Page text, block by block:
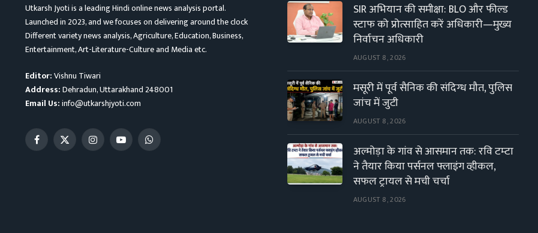
Utkarsh Jyoti is a leading Hindi online news analysis portal.
Launched in 2023, and we focuses on delivering around the clock
Different variety news analysis, Agriculture, Education, Business,
Entertainment, Art-Literature-Culture and Media etc.
Editor:Vishnu Tiwari
Address:Dehradun, Uttarakhand 248001
Email Us:info@utkarshjyoti.com
Facebook
X
InstagramYouTubeWhatsApp
SIR अभियान की समीक्षा: BLO और फील्ड
स्टाफ को प्रोत्साहित करें अधिकारी—मुख्य
निर्वाचन अधिकारी
AUGUST 8, 2026
मसूरी में पूर्व सैनिक की संदिग्ध मौत, पुलिस
जांच में जुटी
AUGUST 8, 2026
अल्मोड़ा के गांव से आसमान तक: रवि टम्टा
ने तैयार किया पर्सनल फ्लाइंग व्हीकल,
सफल ट्रायल से मची चर्चा
AUGUST 8, 2026